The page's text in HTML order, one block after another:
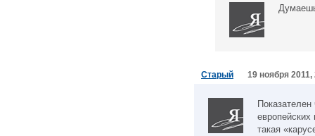
Старый 19 ноября 2011,
европейских
такая